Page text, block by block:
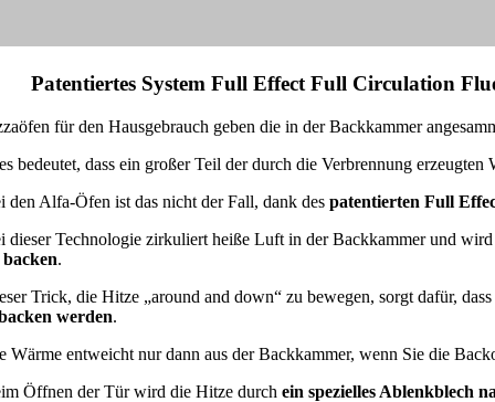
Patentiertes System Full Effect Full Circulation
für den Hausgebrauch geben die in der Backkammer
bedeutet, dass ein großer Teil der durch die Verbrennung
den Alfa-Öfen ist das nicht der Fall, dank despatentierten Full
dieser Technologie zirkuliert heiße Luft in der Backkammer und
backen.
Trick, die Hitze „around and down“ zu bewegen, sorgt dafür,
werden.
Wärme entweicht nur dann aus der Backkammer, wenn Sie die
Öffnen der Tür wird die Hitze durchein spezielles Ablenkblech